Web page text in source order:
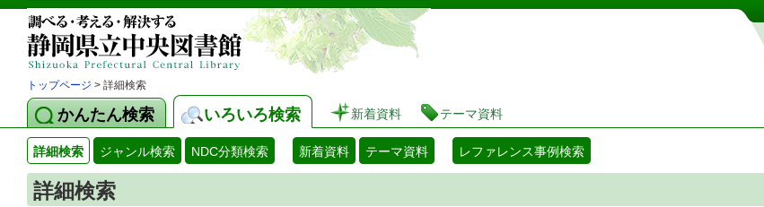
静岡県立図書館 蔵書検索・予約システム
トップページ > 詳細検索
かんたん検索 いろいろ検索 新着資料 テーマ資料
詳細検索 ジャンル検索 NDC分類検索 新着資料 テーマ資料 レファレンス事例検索
詳細検索